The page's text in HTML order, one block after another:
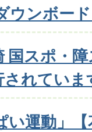
ウンボー
国スポ・
されていま
い運動」